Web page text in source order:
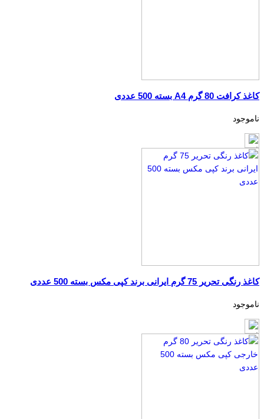
کاغذ کرافت 80 گرم A4 بسته 500 عددی
ناموجود
کاغذ رنگی تحریر 75 گرم ایرانی برند کپی مکس بسته 500 عددی
ناموجود